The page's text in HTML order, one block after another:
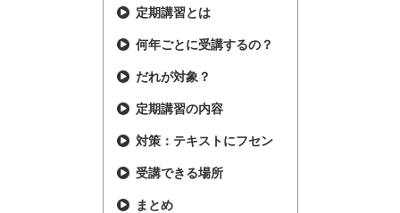
定期講習とは
何年ごとに受講するの？
だれが対象？
定期講習の内容
対策：テキストにフセン
受講できる場所
まとめ